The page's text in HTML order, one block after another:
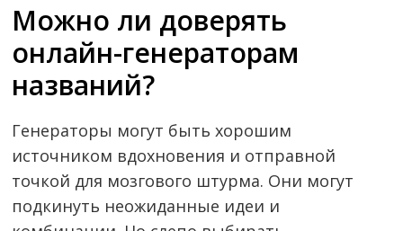
Можно ли доверять
онлайн-генераторам
названий?
Генераторы могут быть хорошим
источником вдохновения и отправной
точкой для мозгового штурма. Они могут
подкинуть неожиданные идеи и